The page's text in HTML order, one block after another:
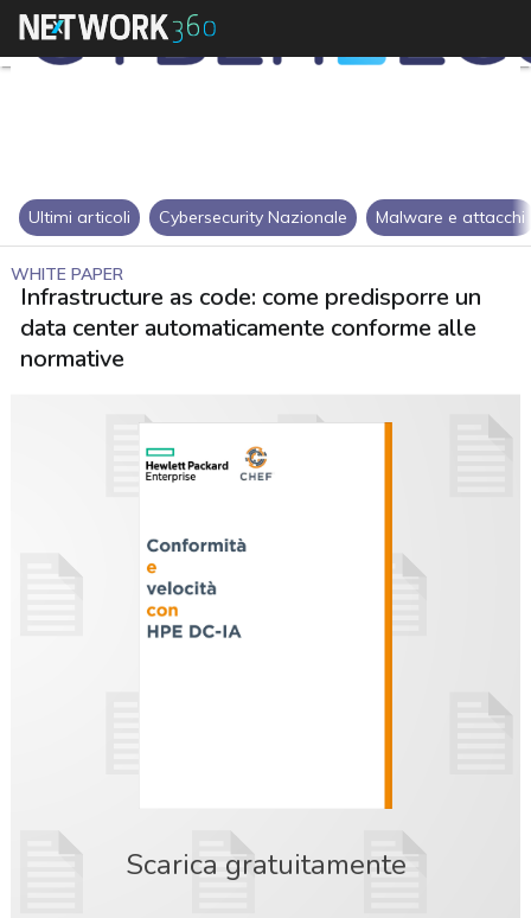
Ultimi articoli Cybersecurity Nazionale Malware e attacchi
WHITE PAPER
Infrastructure as code: come predisporre un
data center automaticamente conforme alle
normative
Scarica gratuitamente